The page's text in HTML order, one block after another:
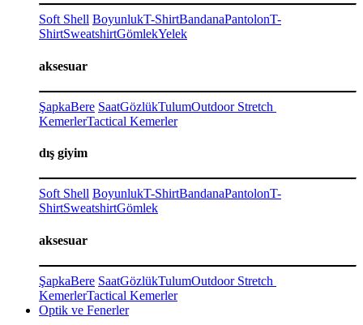
Soft Shell BoyunlukT-ShirtBandanaPantolonT-
ShirtSweatshirtGömlekYelek
aksesuar
ŞapkaBere SaatGözlükTulumOutdoor Stretch
KemerlerTactical Kemerler
dış giyim
Soft Shell BoyunlukT-ShirtBandanaPantolonT-
ShirtSweatshirtGömlek
aksesuar
ŞapkaBere SaatGözlükTulumOutdoor Stretch
KemerlerTactical Kemerler
Optik ve Fenerler